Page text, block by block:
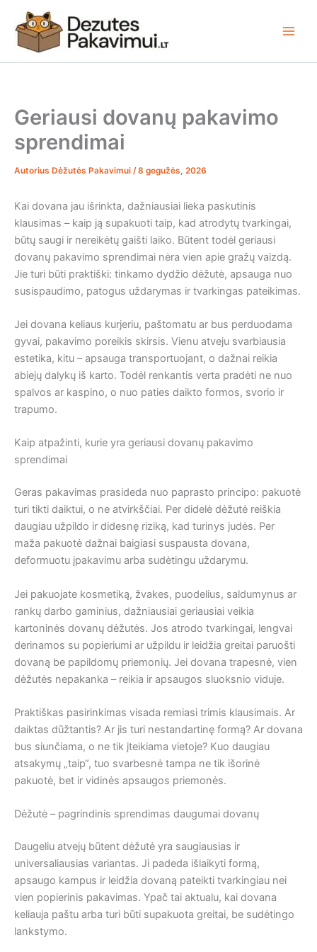
Pereiti
prie
turinio
Geriausi dovanų pakavimo
sprendimai
Autorius Dėžutės Pakavimui /8 gegužės, 2026
Kai dovana jau išrinkta, dažniausiai lieka paskutinis
klausimas – kaip ją supakuoti taip, kad atrodytų tvarkingai,
būtų saugi ir nereikėtų gaišti laiko. Būtent todėl geriausi
dovanų pakavimo sprendimai nėra vien apie gražų vaizdą.
Jie turi būti praktiški: tinkamo dydžio dėžutė, apsauga nuo
susispaudimo, patogus uždarymas ir tvarkingas pateikimas.
Jei dovana keliaus kurjeriu, paštomatu ar bus perduodama
gyvai, pakavimo poreikis skirsis. Vienu atveju svarbiausia
estetika, kitu – apsauga transportuojant, o dažnai reikia
abiejų dalykų iš karto. Todėl renkantis verta pradėti ne nuo
spalvos ar kaspino, o nuo paties daikto formos, svorio ir
trapumo.
Kaip atpažinti, kurie yra geriausi dovanų pakavimo
sprendimai
Geras pakavimas prasideda nuo paprasto principo: pakuotė
turi tikti daiktui, o ne atvirkščiai. Per didelė dėžutė reiškia
daugiau užpildo ir didesnę riziką, kad turinys judės. Per
maža pakuotė dažnai baigiasi suspausta dovana,
deformuotu įpakavimu arba sudėtingu uždarymu.
Jei pakuojate kosmetiką, žvakes, puodelius, saldumynus ar
rankų darbo gaminius, dažniausiai geriausiai veikia
kartoninės dovanų dėžutės. Jos atrodo tvarkingai, lengvai
derinamos su popieriumi ar užpildu ir leidžia greitai paruošti
dovaną be papildomų priemonių. Jei dovana trapesnė, vien
dėžutės nepakanka – reikia ir apsaugos sluoksnio viduje.
Praktiškas pasirinkimas visada remiasi trimis klausimais. Ar
daiktas dūžtantis? Ar jis turi nestandartinę formą? Ar dovana
bus siunčiama, o ne tik įteikiama vietoje? Kuo daugiau
atsakymų „taip“, tuo svarbesnė tampa ne tik išorinė
pakuotė, bet ir vidinės apsaugos priemonės.
Dėžutė – pagrindinis sprendimas daugumai dovanų
Daugeliu atvejų būtent dėžutė yra saugiausias ir
universaliausias variantas. Ji padeda išlaikyti formą,
apsaugo kampus ir leidžia dovaną pateikti tvarkingiau nei
vien popierinis pakavimas. Ypač tai aktualu, kai dovana
keliauja paštu arba turi būti supakuota greitai, be sudėtingo
lankstymo.